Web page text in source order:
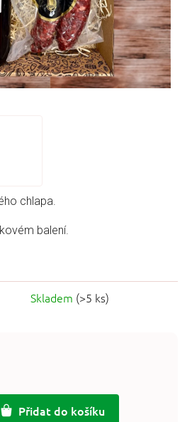
Skladem (>5 ks)
chlapa.
balení.
Přidat do košíku